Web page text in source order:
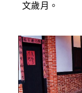
文歲月。